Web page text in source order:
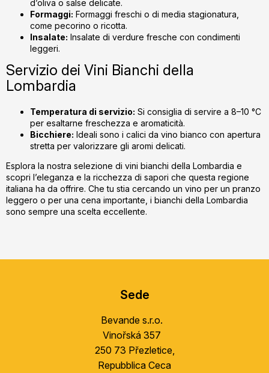
d’oliva o salse delicate.
Formaggi: Formaggi freschi o di media stagionatura,
come pecorino o ricotta.
Insalate: Insalate di verdure fresche con condimenti
leggeri.
Servizio dei Vini Bianchi della
Lombardia
Temperatura di servizio: Si consiglia di servire a 8–10 °C
per esaltarne freschezza e aromaticità.
Bicchiere: Ideali sono i calici da vino bianco con apertura
stretta per valorizzare gli aromi delicati.
Esplora la nostra selezione di vini bianchi della Lombardia e
scopri l’eleganza e la ricchezza di sapori che questa regione
italiana ha da offrire. Che tu stia cercando un vino per un pranzo
leggero o per una cena importante, i bianchi della Lombardia
sono sempre una scelta eccellente.
Sede
Bevande s.r.o.
Vinořská 357
250 73 Přezletice,
Repubblica Ceca